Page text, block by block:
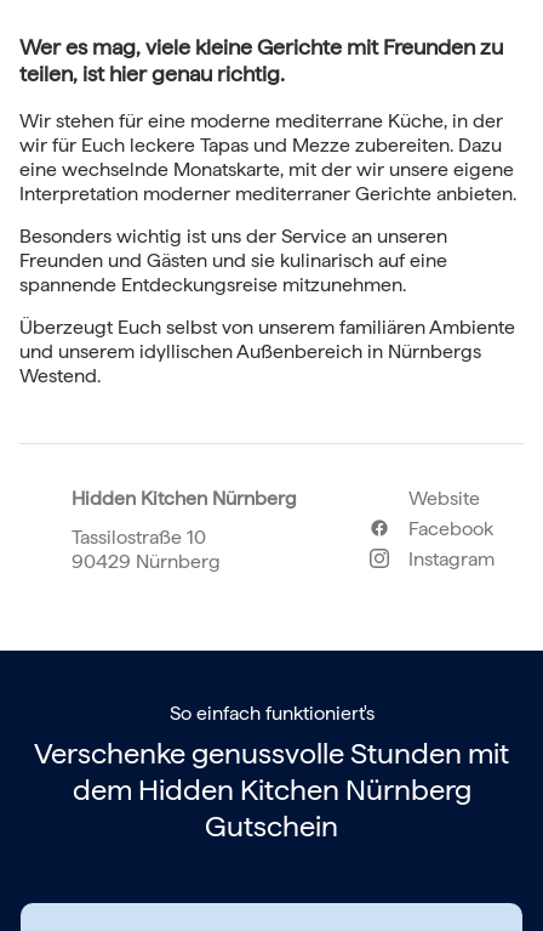
Wer es mag, viele kleine Gerichte mit Freunden zu
teilen, ist hier genau richtig.
Wir stehen für eine moderne mediterrane Küche, in der
wir für Euch leckere Tapas und Mezze zubereiten. Dazu
eine wechselnde Monatskarte, mit der wir unsere eigene
Interpretation moderner mediterraner Gerichte anbieten.
Besonders wichtig ist uns der Service an unseren
Freunden und Gästen und sie kulinarisch auf eine
spannende Entdeckungsreise mitzunehmen.
Überzeugt Euch selbst von unserem familiären Ambiente
und unserem idyllischen Außenbereich in Nürnbergs
Westend.
Hidden Kitchen Nürnberg
Tassilostraße 10
90429 Nürnberg
Website
Facebook
Instagram
So einfach funktioniert's
Verschenke genussvolle Stunden mit
dem Hidden Kitchen Nürnberg
Gutschein